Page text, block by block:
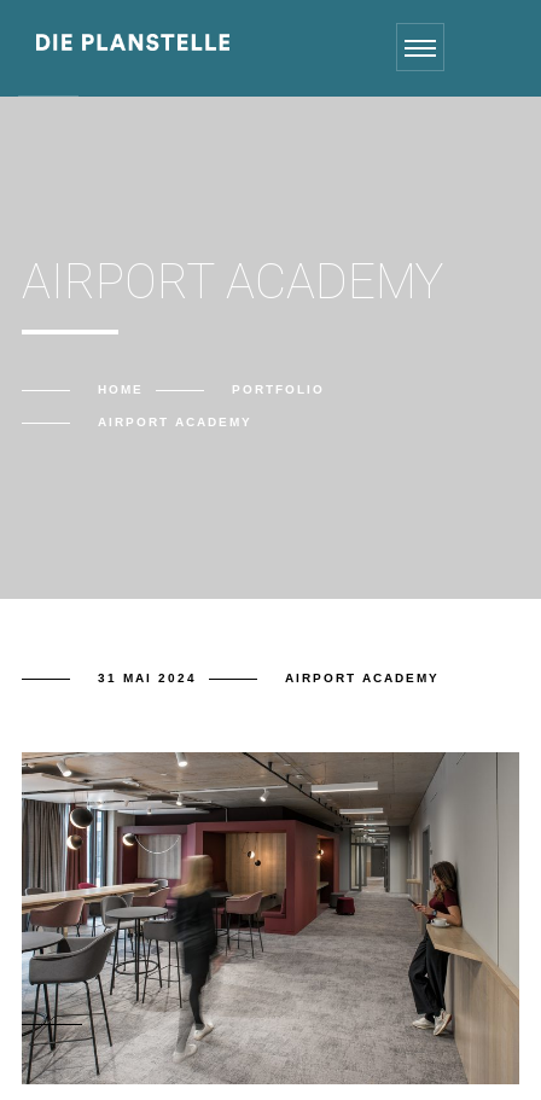
AIRPORT ACADEMY
HOME PORTFOLIO
AIRPORT ACADEMY
31 MAI 2024 AIRPORT ACADEMY